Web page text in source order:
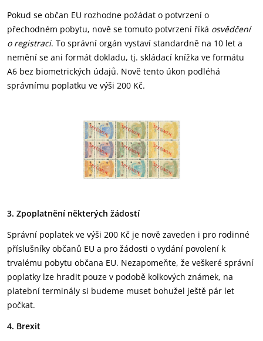
Pokud se občan EU rozhodne požádat o potvrzení o
přechodném pobytu, nově se tomuto potvrzení říká osvědčení
o registraci. To správní orgán vystaví standardně na 10 let a
nemění se ani formát dokladu, tj. skládací knížka ve formátu
A6 bez biometrických údajů. Nově tento úkon podléhá
správnímu poplatku ve výši 200 Kč.
3. Zpoplatnění některých žádostí
Správní poplatek ve výši 200 Kč je nově zaveden i pro rodinné
příslušníky občanů EU a pro žádosti o vydání povolení k
trvalému pobytu občana EU. Nezapomeňte, že veškeré správní
poplatky lze hradit pouze v podobě kolkových známek, na
platební terminály si budeme muset bohužel ještě pár let
počkat.
4. Brexit